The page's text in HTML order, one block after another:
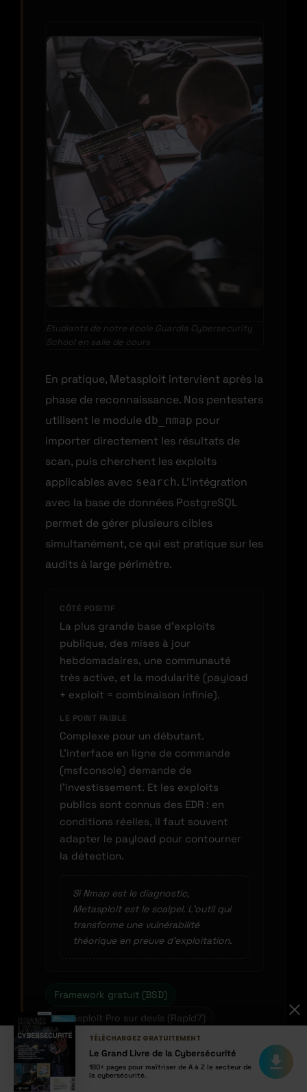
Etudiants de notre école Guardia Cybersecurity
School en salle de cours
En pratique, Metasploit intervient après la
phase de reconnaissance. Nos pentesters
utilisent le module db_nmap pour
importer directement les résultats de
scan, puis cherchent les exploits
applicables avec search. L’intégration
avec la base de données PostgreSQL
permet de gérer plusieurs cibles
simultanément, ce qui est pratique sur les
audits à large périmètre.
CÔTÉ POSITIF
La plus grande base d’exploits
publique, des mises à jour
hebdomadaires, une communauté
très active, et la modularité (payload
+ exploit = combinaison infinie).
LE POINT FAIBLE
Complexe pour un débutant.
L’interface en ligne de commande
(msfconsole) demande de
l’investissement. Et les exploits
publics sont connus des EDR : en
conditions réelles, il faut souvent
adapter le payload pour contourner
la détection.
Si Nmap est le diagnostic,
Metasploit est le scalpel. L’outil qui
transforme une vulnérabilité
théorique en preuve d’exploitation.
Framework gratuit (BSD)
Metasploit Pro sur devis (Rapid7)
TÉLÉCHARGEZ GRATUITEMENT
Le Grand Livre de la Cybersécurité
180+ pages pour maîtriser de A à Z le secteur de
la cybersécurité.